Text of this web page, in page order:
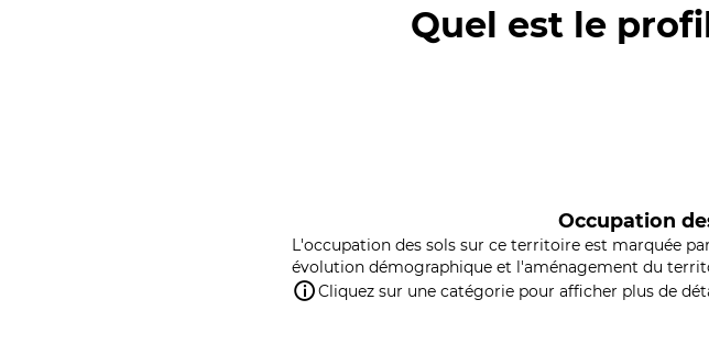
Quel est le
Occupation
L'occupation des sols sur ce territoire est marquée
évolution démographique et l'aménagement du
Cliquez sur une catégorie pour afficher plus de